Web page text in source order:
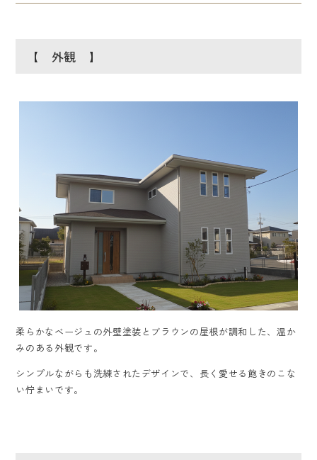
【 外観 】
柔らかなベージュの外壁塗装とブラウンの屋根が調和した、温か
みのある外観です。
シンプルながらも洗練されたデザインで、長く愛せる飽きのこな
い佇まいです。